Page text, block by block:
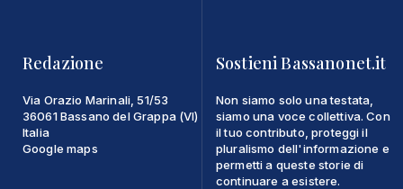
Redazione
Via Orazio Marinali, 51/53
36061 Bassano del Grappa (VI)
Italia
Google maps
Sostieni Bassanonet.it
Non siamo solo una testata,
siamo una voce collettiva. Con
il tuo contributo, proteggi il
pluralismo dell'informazione e
permetti a queste storie di
continuare a esistere.